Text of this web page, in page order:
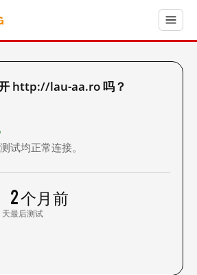
http://lau-aa.ro 吗？
试均正常连接。
天
2 个月前
最后测试